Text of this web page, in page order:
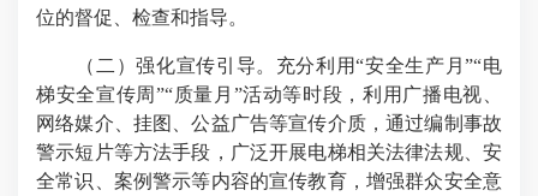
位的督促、检查和指导。
（二）强化宣传引导。充分利用“安全生产月”“电
梯安全宣传周”“质量月”活动等时段，利用广播电视、
网络媒介、挂图、公益广告等宣传介质，通过编制事故
警示短片等方法手段，广泛开展电梯相关法律法规、安
全常识、案例警示等内容的宣传教育，增强群众安全意